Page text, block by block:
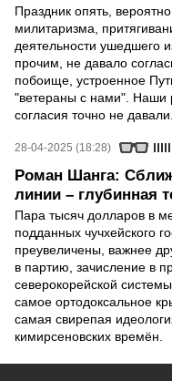
Праздник опять,
милитаризма,
деятельности ушедшего
прочим, не давало
побоище, устроенное
"ветераны с нами". Наши
согласия точно не
28-04-2025 (18:28)
Роман Шанга:
линии – глубинная
Пара тысяч долларов в
подданных чучхейского
преувеличены, важнее
в партию, зачисление в
северокорейской
самое ортодоксальное
самая свирепая
кимирсеновских времён.